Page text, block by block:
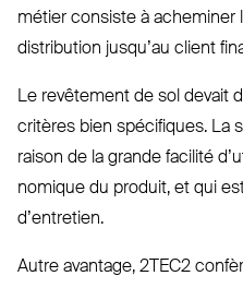
métier consiste à acheminer
dis­tribution jusqu’au client
Le revêtement de sol devait
critères bien spé­cifiques. La
raison de la grande facilité
nomique du produit, et qui
d’entretien.
Autre avantage, 2TEC2